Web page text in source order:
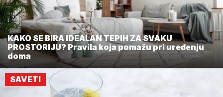
KAKO SE BIRA IDEALAN TEPIH ZA SVAKU
PROSTORIJU? Pravila koja pomažu pri uređenju
doma
SAVETI